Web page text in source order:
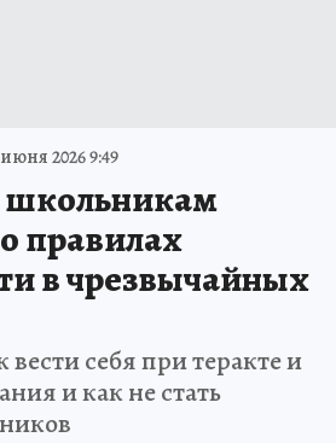
2026 9:49
правилах
в чрезвычайных
вести себя при теракте и
и как не стать